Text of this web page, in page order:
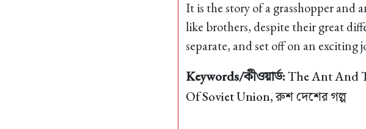
It is the story of a grasshopper and
like brothers, despite their great
separate, and set off on an
Keywords/কীওয়ার্ড:The Ant And
Of Soviet Union, রুশ দেশের গল্প